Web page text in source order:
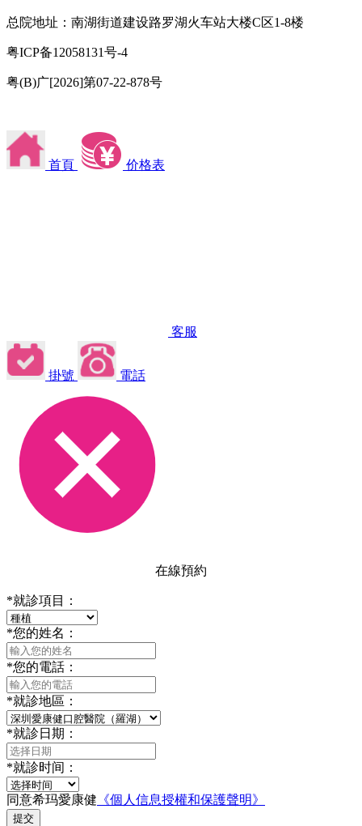
总院地址：南湖街道建设路罗湖火车站大楼C区1-8楼
粤ICP备12058131号-4
粤(B)广[2026]第07-22-878号
首頁 价格表
客服
掛號 電話
在線預約
*就診項目：
*您的姓名：
*您的電話：
*就診地區：
*就診日期：
*就診时间：
同意希玛愛康健 《個人信息授權和保護聲明》
提交